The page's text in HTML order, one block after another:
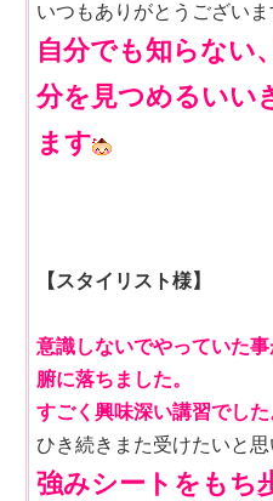
いつもありがとうございま
自分でも知らない
分を見つめるいい
ます
【スタイリスト様】
意識しないでやっていた
腑に落ちました。
すごく興味深い講習でした
ひき続きまた受けたいと思
強みシートをもち